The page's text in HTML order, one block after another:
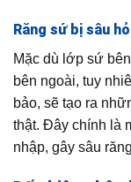
Răng sứ bị sâu
Mặc dù lớp sứ
bên ngoài, tuy
bảo, sẽ tạo ra
thật. Đây chính là
nhập, gây sâu